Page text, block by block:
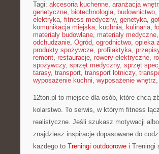
Tagi: akcesoria kuchenne, aranżacja
genetyczne, biotechnologia, budownictwo,
elektryka, fitness medyczny, genetyka,
komunikacja miejska, kuchnia, kulinaria,
materiały budowlane, materiały medyczne,
odchudzanie, Ogród, ogrodnictwo, opieka
produkty spożywcze, profilaktyka,
remont, restauracje, rowery elektryczne,
spożywczy, sprzęt medyczny, sprzęt
tarasy, transport, transport lotniczy,
wyposażenie kuchni, wyposażenie wnętrz,
12ton.pl to miejsce dla osób, które chcą
kolarstwo. To serwis, w którym fitness
realistyczne. Jeśli szukasz motywacji
znajdziesz inspiracje dopasowane do
każdego to Treningi outdoorowe i Treningi